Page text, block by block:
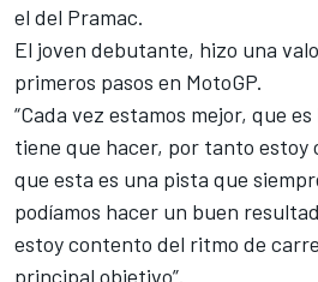
el del Pramac.
El joven debutante, hizo una
primeros pasos en MotoGP.
“Cada vez estamos mejor, que
tiene que hacer, por tanto estoy
que esta es una pista que
podíamos hacer un buen
estoy contento del ritmo de
principal objetivo”.